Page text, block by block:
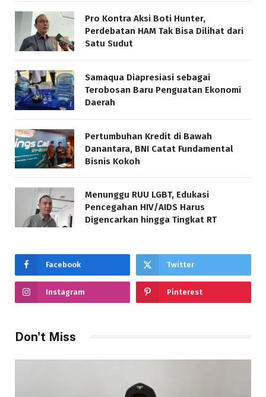
Pro Kontra Aksi Boti Hunter,
Perdebatan HAM Tak Bisa Dilihat dari
Satu Sudut
Samaqua Diapresiasi sebagai
Terobosan Baru Penguatan Ekonomi
Daerah
Pertumbuhan Kredit di Bawah
Danantara, BNI Catat Fundamental
Bisnis Kokoh
Menunggu RUU LGBT, Edukasi
Pencegahan HIV/AIDS Harus
Digencarkan hingga Tingkat RT
Facebook Twitter
Instagram Pinterest
Don't Miss